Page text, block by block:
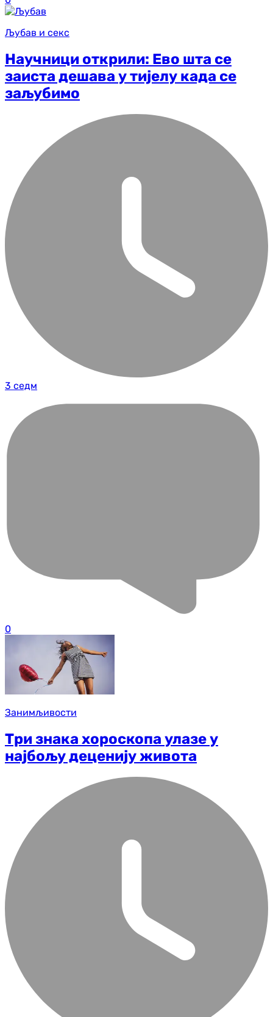
Љубав и секс
Научници открили: Ево шта се
заиста дешава у тијелу када се
заљубимо
3 седм
0
Занимљивости
Три знака хороскопа улазе у
најбољу деценију живота